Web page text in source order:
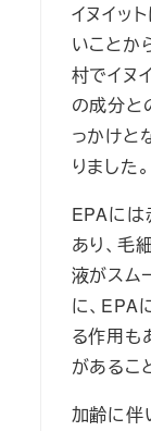
イヌイッ
いことか
村でイヌ
の成分と
っかけと
りました。
EPAには
あり、毛
液がスム
に、EPA
る作用も
があるこ
加齢に伴